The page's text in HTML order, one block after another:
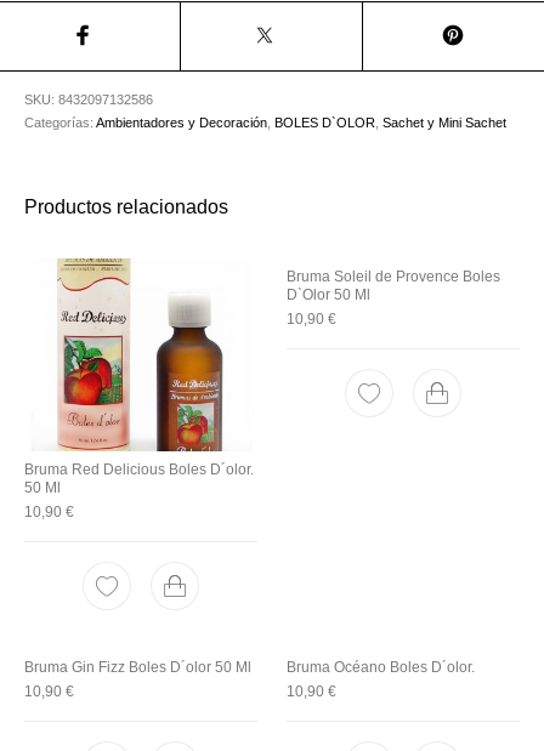
SKU:8432097132586
Categorías:Ambientadores y Decoración ,BOLES D`OLOR ,Sachet y Mini Sachet
Productos relacionados
Bruma Red Delicious Boles D´olor.
50 Ml
10,90€
Bruma Soleil de Provence Boles
D`Olor 50 Ml
10,90 €
Bruma Gin Fizz Boles D´olor 50 Ml
10,90€
Bruma Océano Boles D´olor.
10,90 €